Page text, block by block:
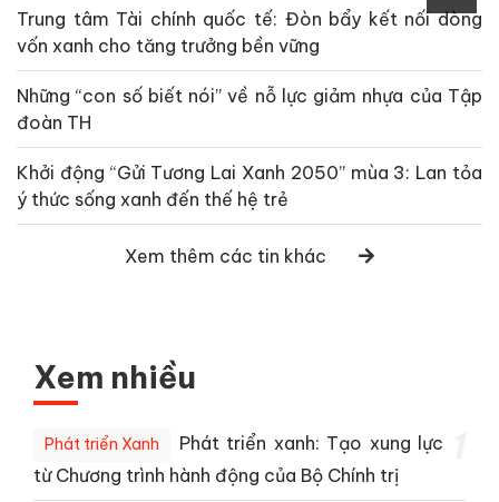
Trung tâm Tài chính quốc tế: Đòn bẩy kết nối dòng
vốn xanh cho tăng trưởng bền vững
Những “con số biết nói” về nỗ lực giảm nhựa của Tập
đoàn TH
Khởi động “Gửi Tương Lai Xanh 2050” mùa 3: Lan tỏa
ý thức sống xanh đến thế hệ trẻ
Xem thêm các tin khác
Xem nhiều
Phát triển Xanh
Phát triển xanh: Tạo xung lực
từ Chương trình hành động của Bộ Chính trị